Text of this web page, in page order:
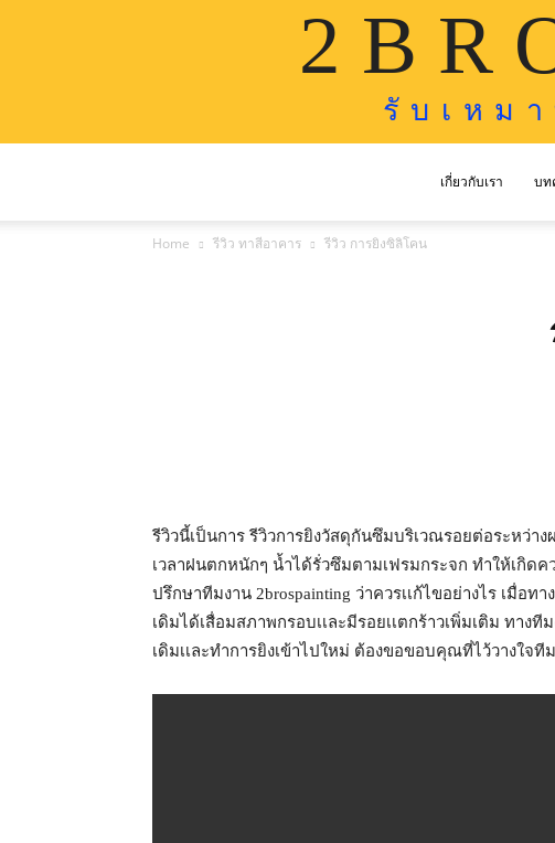
2 B R
รั บ เ ห ม า
เกี่ยวกับเรา บท
Home รีวิว ทาสีอาคาร รีวิว การยิงซิลิโคน
รีวิวนี้เป็นการ รีวิวการยิงวัสดุกันซึมบริเวณรอยต่อระหว่า
เวลาฝนตกหนักๆ น้ำได้รั่วซึมตามเฟรมกระจก ทำให้เกิด
ปรึกษาทีมงาน 2brospainting ว่าควรเเก้ไขอย่างไร เมื่อ
เดิมได้เสื่อมสภาพกรอบเเละมีรอยเเตกร้าวเพิ่มเติม ทาง
เดิมเเละทำการยิงเข้าไปใหม่ ต้องขอขอบคุณที่ไว้วางใจ